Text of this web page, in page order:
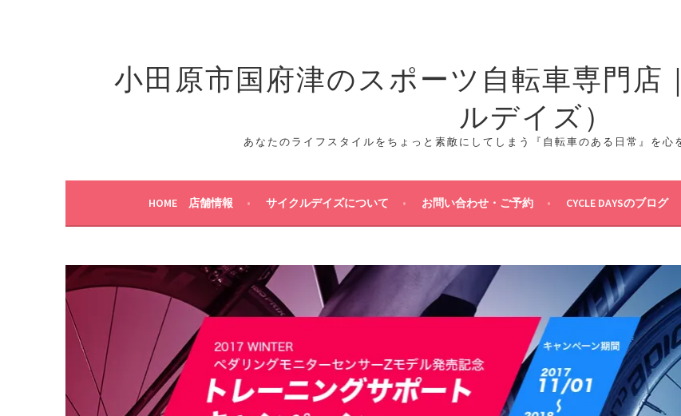
プ
小田原市国府津のスポーツ自転車専門店｜
ルデイズ）
あなたのライフスタイルをちょっと素敵にしてしまう『自転車のある日常』を心
HOME 店舗情報 サイクルデイズについて お問い合わせ・ご予約 CYCLE DAYSのブログ